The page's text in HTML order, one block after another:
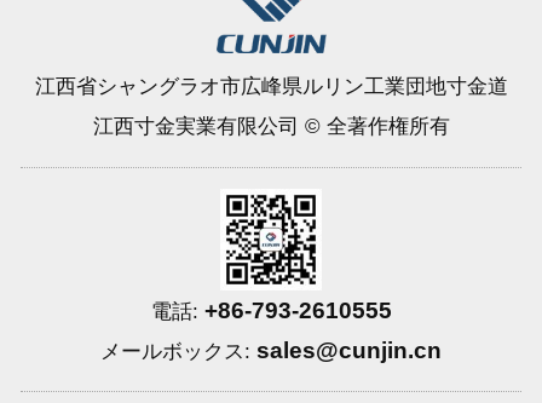
江西省シャングラオ市広峰県ルリン工業団地寸金道
江西寸金実業有限公司 © 全著作権所有
電話: +86-793-2610555
メールボックス: sales@cunjin.cn